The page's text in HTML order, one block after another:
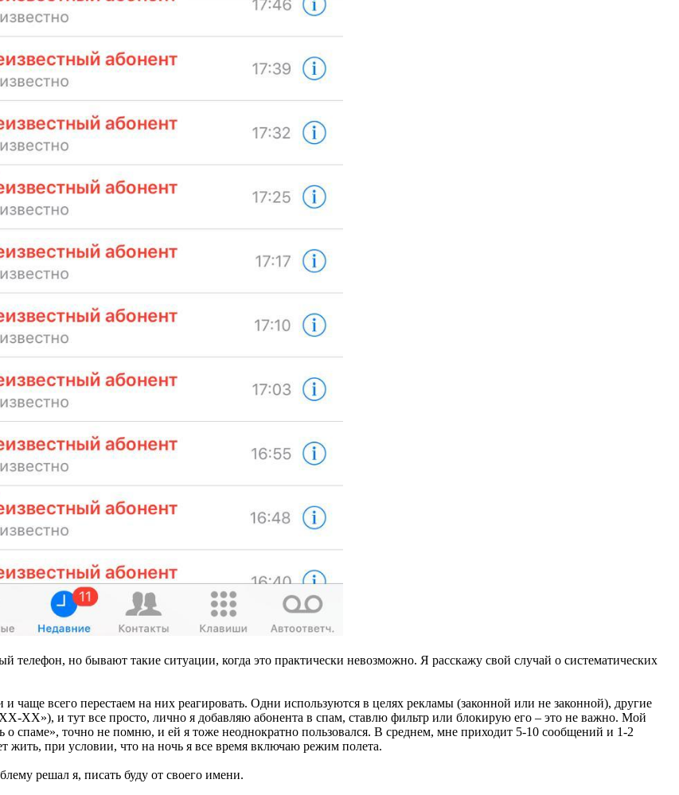
телефон, но бывают такие ситуации, когда это практически невозможно. Я расскажу свой случай о систематических
всего перестаем на них реагировать. Одни используются в целях рекламы (законной или не законной), другие
и тут все просто, лично я добавляю абонента в спам, ставлю фильтр или блокирую его – это не важно. Мой
спаме», точно не помню, и ей я тоже неоднократно пользовался. В среднем, мне приходит 5-10 сообщений и 1-2
жить, при условии, что на ночь я все время включаю режим полета.
решал я, писать буду от своего имени.